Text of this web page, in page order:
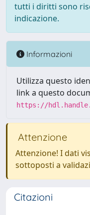
tutti i diritti sono
indicazione.
Informazioni
Utilizza questo
link a questo
https://
Attenzione
Attenzione! I dati
sottoposti a
Citazioni